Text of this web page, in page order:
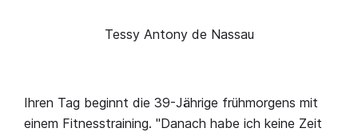
Tessy Antony de Nassau
Ihren Tag beginnt die 39-Jährige frühmorgens mit
einem Fitnesstraining. "Danach habe ich keine Zeit